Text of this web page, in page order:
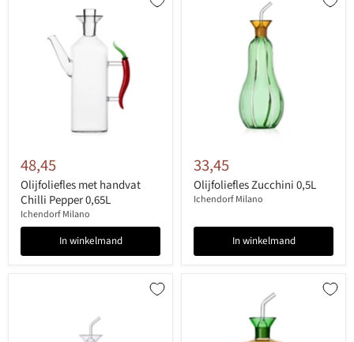
48,45
Olijfoliefles met handvat
Chilli Pepper 0,65L
Ichendorf Milano
In winkelmand
33,45
Olijfoliefles Zucchini 0,5L
Ichendorf Milano
In winkelmand